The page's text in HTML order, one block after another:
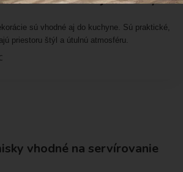
sú vhodné aj do kuchyne. Sú praktické,
priestoru štýl a útulnú atmosféru.
vhodné na servírovanie